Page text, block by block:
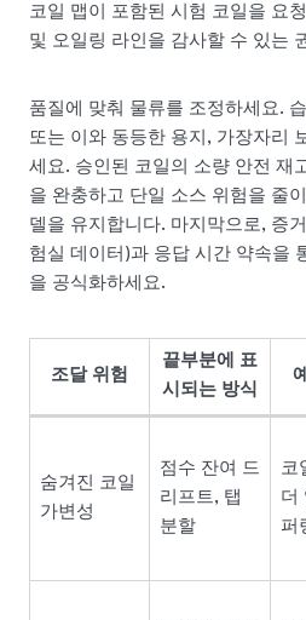
코일 맵이 포함된 시험 코일을 요
및 오일링 라인을 감사할 수 있는
품질에 맞춰 물류를 조정하세요.
또는 이와 동등한 용지, 가장자리
세요. 승인된 코일의 소량 안전 재
을 완충하고 단일 소스 위험을 줄
델을 유지합니다. 마지막으로, 증
험실 데이터)과 응답 시간 약속을
을 공식화하세요.
조달 위험
끝부분에 표
시되는 방식
숨겨진 코일
가변성
점수 잔여 드
리프트, 탭
분할
코
더
퍼